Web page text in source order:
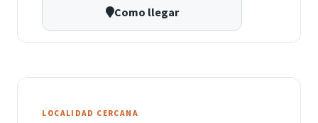
Como llegar
LOCALIDAD CERCANA